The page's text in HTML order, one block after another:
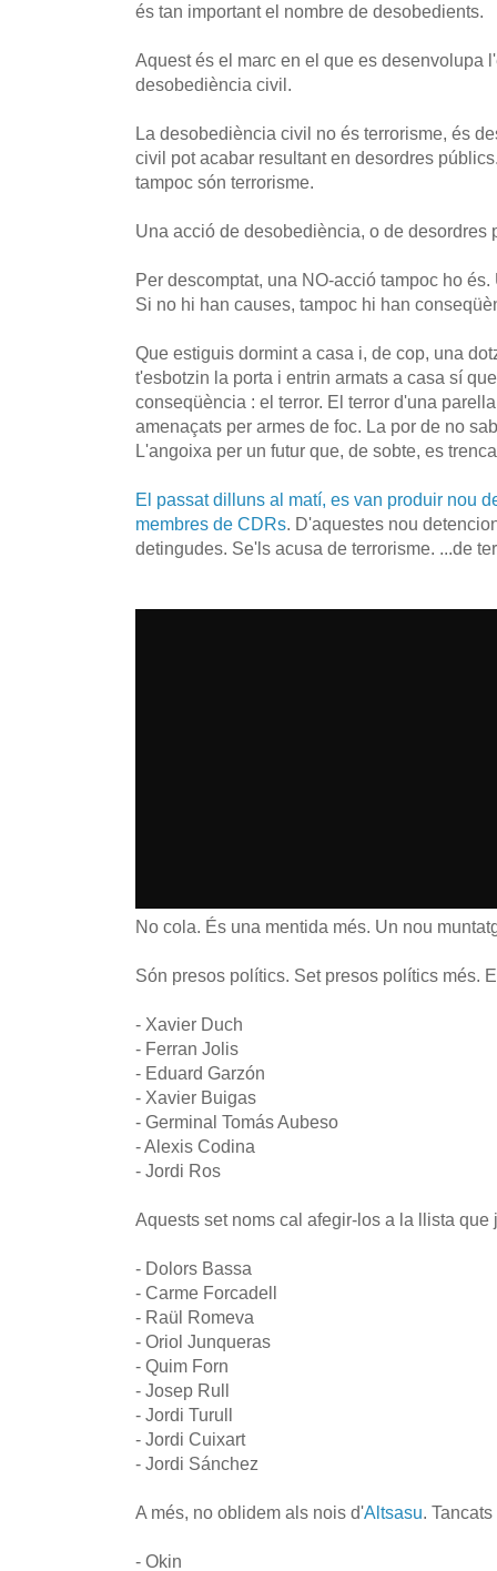
és tan important el nombre de desobedients.
Aquest és el marc en el que es desenvolupa
desobediència civil.
La desobediència civil no és terrorisme, és
civil pot acabar resultant en desordres
tampoc són terrorisme.
Una acció de desobediència, o de desordres
Per descomptat, una NO-acció tampoc ho
Si no hi han causes, tampoc hi han
Que estiguis dormint a casa i, de cop, una
t'esbotzin la porta i entrin armats a casa sí
conseqüència : el terror. El terror d'una
amenaçats per armes de foc. La por de no
L'angoixa per un futur que, de sobte, es
El passat dilluns al matí, es van produir nou
membres de CDRs. D'aquestes nou
detingudes. Se'ls acusa de terrorisme. ...de
No cola. És una mentida més. Un nou
Són presos polítics. Set presos polítics més.
- Xavier Duch
- Ferran Jolis
- Eduard Garzón
- Xavier Buigas
- Germinal Tomás Aubeso
- Alexis Codina
- Jordi Ros
Aquests set noms cal afegir-los a la llista que
- Dolors Bassa
- Carme Forcadell
- Raül Romeva
- Oriol Junqueras
- Quim Forn
- Josep Rull
- Jordi Turull
- Jordi Cuixart
- Jordi Sánchez
A més, no oblidem als nois d'Altsasu.
- Okin